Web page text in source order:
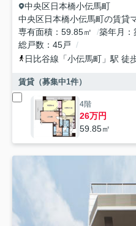
中央区日本橋小伝馬町
中央区日本橋小伝馬町の賃貸
専有面積
59.85㎡ 築年月
総戸数
45戸
日比谷線 「小伝馬町 」駅 徒
賃貸（募集中1件）
4階
26万円
59.85㎡